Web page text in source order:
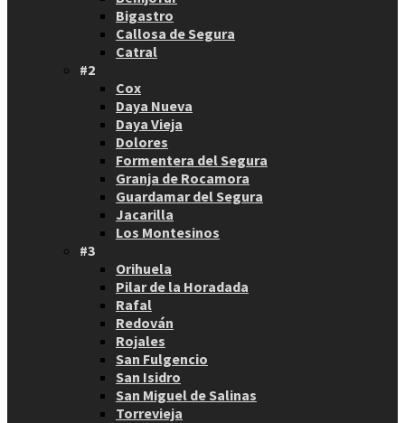
Bigastro
Callosa de Segura
Catral
#2
Cox
Daya Nueva
Daya Vieja
Dolores
Formentera del Segura
Granja de Rocamora
Guardamar del Segura
Jacarilla
Los Montesinos
#3
Orihuela
Pilar de la Horadada
Rafal
Redován
Rojales
San Fulgencio
San Isidro
San Miguel de Salinas
Torrevieja